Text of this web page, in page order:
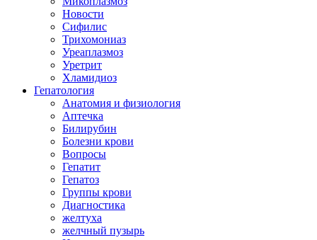
Новости
Сифилис
Трихомониаз
Уреаплазмоз
Уретрит
Хламидиоз
Гепатология
Анатомия и физиология
Аптечка
Билирубин
Болезни крови
Вопросы
Гепатит
Гепатоз
Группы крови
Диагностика
желтуха
желчный пузырь